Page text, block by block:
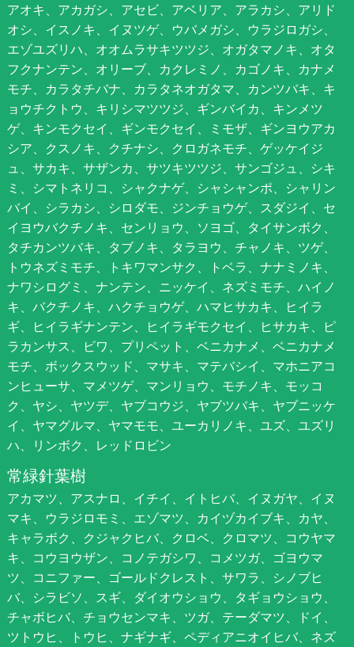
アオキ、アカガシ、アセビ、アベリア、アラカシ、アリド
オシ、イスノキ、イヌツゲ、ウバメガシ、ウラジロガシ、
エゾユズリハ、オオムラサキツツジ、オガタマノキ、オタ
フクナンテン、オリーブ、カクレミノ、カゴノキ、カナメ
モチ、カラタチバナ、カラタネオガタマ、カンツバキ、キ
ョウチクトウ、キリシマツツジ、ギンバイカ、キンメツ
ゲ、キンモクセイ、ギンモクセイ、ミモザ、ギンヨウアカ
シア、クスノキ、クチナシ、クロガネモチ、ゲッケイジ
ュ、サカキ、サザンカ、サツキツツジ、サンゴジュ、シキ
ミ、シマトネリコ、シャクナゲ、シャシャンポ、シャリン
バイ、シラカシ、シロダモ、ジンチョウゲ、スダジイ、セ
イヨウバクチノキ、センリョウ、ソヨゴ、タイサンボク、
タチカンツバキ、タブノキ、タラヨウ、チャノキ、ツゲ、
トウネズミモチ、トキワマンサク、トベラ、ナナミノキ、
ナワシログミ、ナンテン、ニッケイ、ネズミモチ、ハイノ
キ、バクチノキ、ハクチョウゲ、ハマヒサカキ、ヒイラ
ギ、ヒイラギナンテン、ヒイラギモクセイ、ヒサカキ、ピ
ラカンサス、ビワ、プリペット、ベニカナメ、ベニカナメ
モチ、ボックスウッド、マサキ、マテバシイ、マホニアコ
ンヒューサ、マメツゲ、マンリョウ、モチノキ、モッコ
ク、ヤシ、ヤツデ、ヤブコウジ、ヤブツバキ、ヤブニッケ
イ、ヤマグルマ、ヤマモモ、ユーカリノキ、ユズ、ユズリ
ハ、リンボク、レッドロビン
常緑針葉樹
アカマツ、アスナロ、イチイ、イトヒバ、イヌガヤ、イヌ
マキ、ウラジロモミ、エゾマツ、カイヅカイブキ、カヤ、
キャラボク、クジャクヒバ、クロベ、クロマツ、コウヤマ
キ、コウヨウザン、コノテガシワ、コメツガ、ゴヨウマ
ツ、コニファー、ゴールドクレスト、サワラ、シノブヒ
バ、シラビソ、スギ、ダイオウショウ、タギョウショウ、
チャボヒバ、チョウセンマキ、ツガ、テーダマツ、ドイ、
ツトウヒ、トウヒ、ナギナギ、ペディアニオイヒバ、ネズ